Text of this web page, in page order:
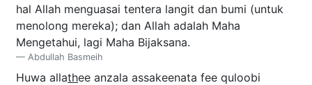
hal Allah menguasai tentera langit dan bumi (untuk
menolong mereka); dan Allah adalah Maha
Mengetahui, lagi Maha Bijaksana.
Abdullah Basmeih
Huwa allathee anzala assakeenata fee quloobi